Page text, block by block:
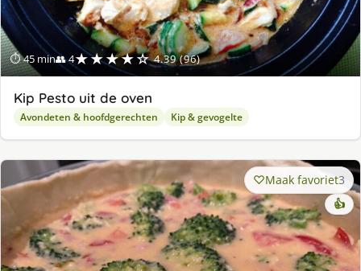
⏱ 45 min👥 4★★★★☆ 4.39 (96)
Kip Pesto uit de oven
Avondeten & hoofdgerechten Kip & gevogelte
Maak favoriet3
👍